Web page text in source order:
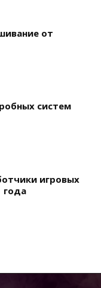
от
систем
игровых
года